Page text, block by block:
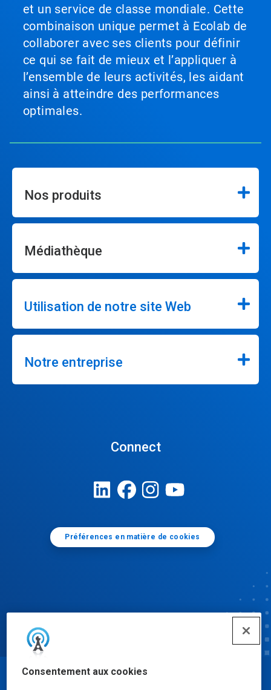
Consentement aux cookies
et un service de classe mondiale. Cette
combinaison unique permet à Ecolab de
collaborer avec ses clients pour définir
ce qui se fait de mieux et l’appliquer à
l’ensemble de leurs activités, les aidant
ainsi à atteindre des performances
optimales.
Nos produits
Médiathèque
Utilisation de notre site Web
Notre entreprise
Connect
Préférences en matière de cookies